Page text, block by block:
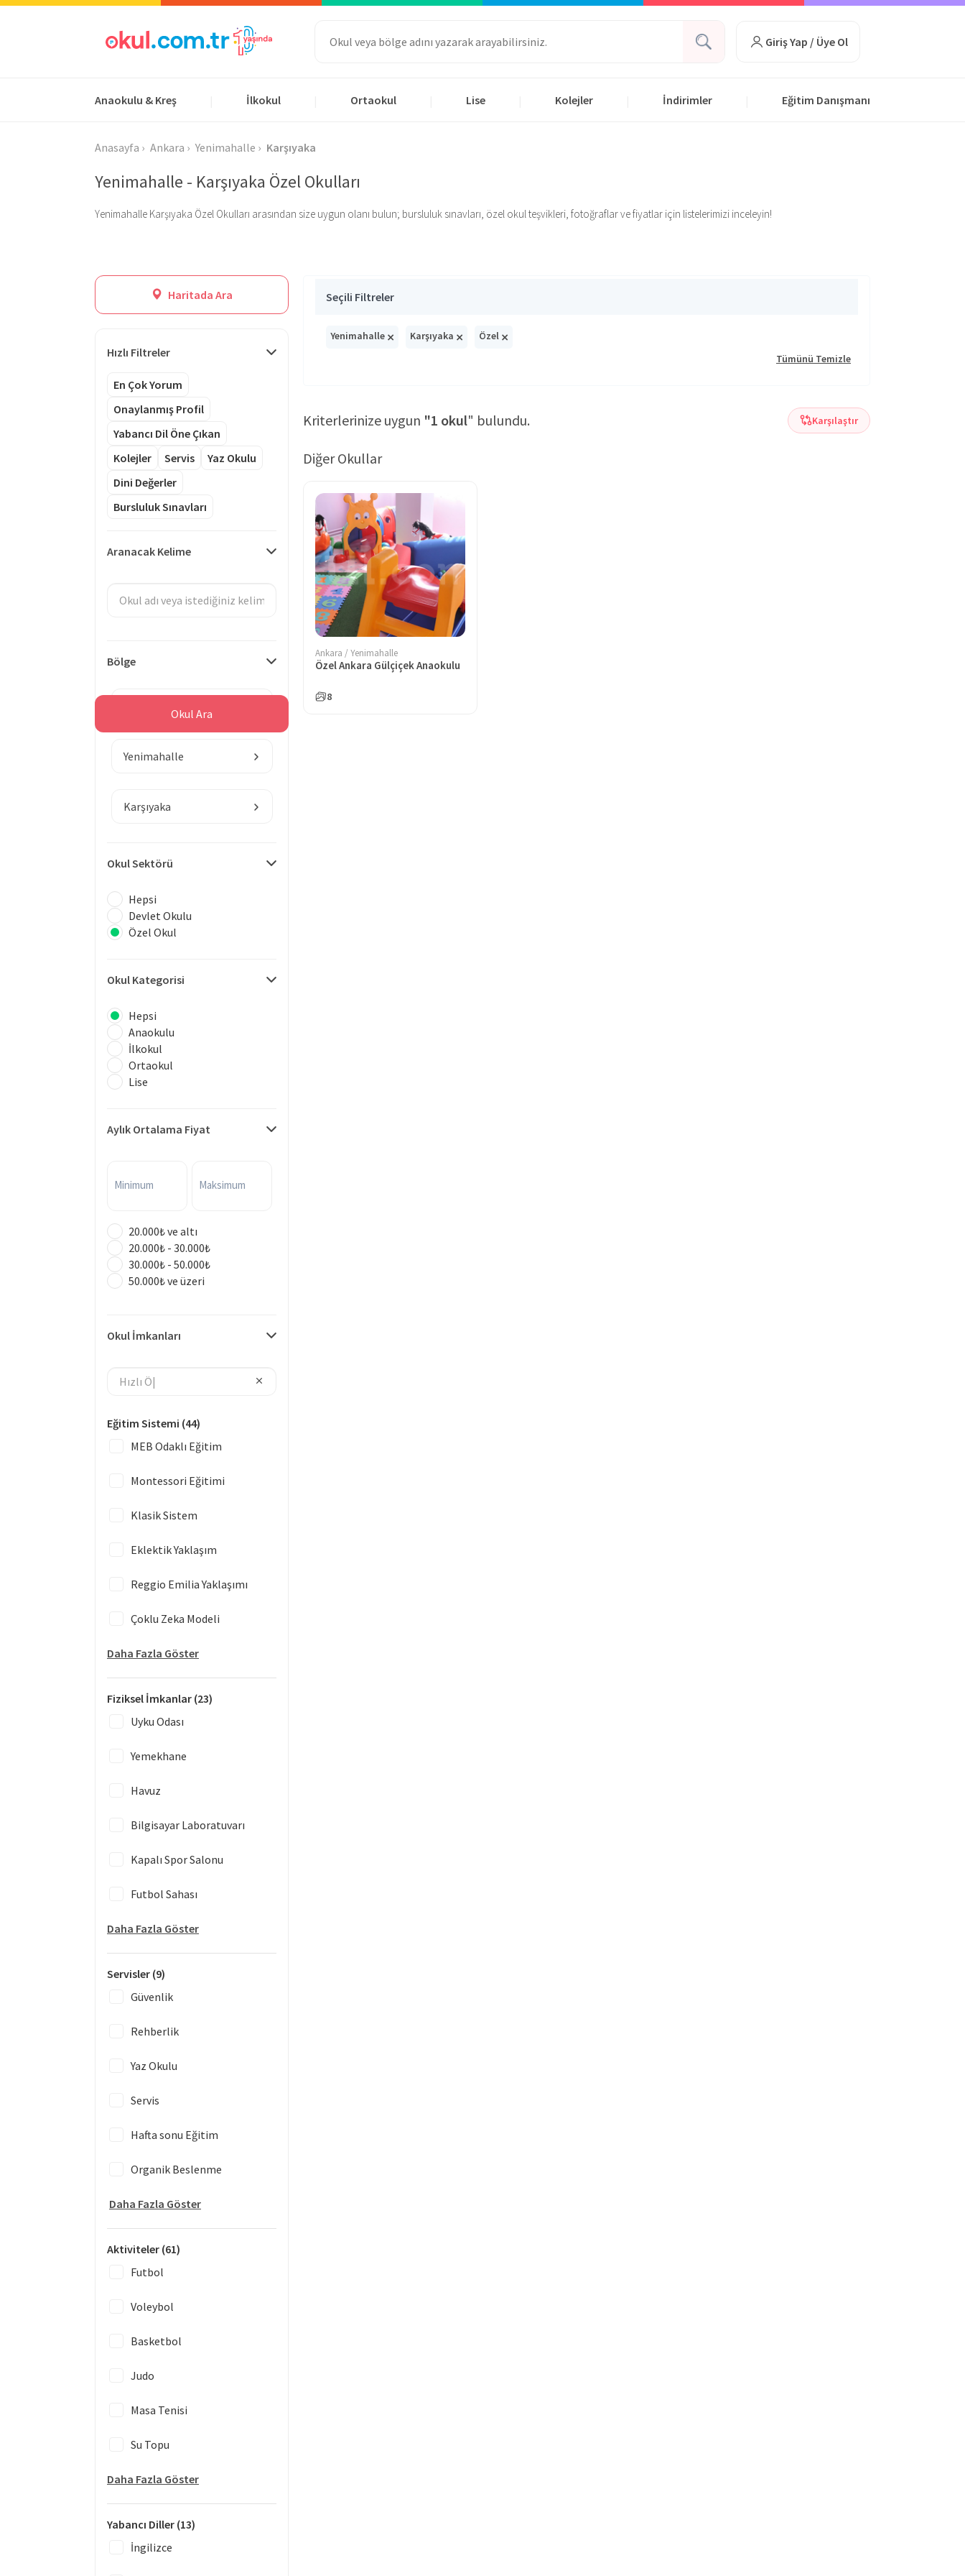
Giriş Yap / Üye Ol
Anaokulu & Kreş İlkokul Ortaokul Lise Kolejler İndirimler Eğitim Danışmanı
Anasayfa Ankara Yenimahalle Karşıyaka
Yenimahalle - Karşıyaka Özel Okulları
Yenimahalle Karşıyaka Özel Okulları arasından size uygun olanı bulun; bursluluk sınavları, özel okul teşvikleri, fotoğraflar ve fiyatlar için listelerimizi inceleyin!
Haritada Ara
Hızlı Filtreler
En Çok Yorum
Onaylanmış Profil
Yabancı Dil Öne Çıkan
Kolejler
Servis
Yaz Okulu
Dini Değerler
Bursluluk Sınavları
Aranacak Kelime
Bölge
Yenimahalle
Karşıyaka
Okul Sektörü
Hepsi
Devlet Okulu
Özel Okul
Okul Kategorisi
Hepsi
Anaokulu
İlkokul
Ortaokul
Lise
Aylık Ortalama Fiyat
Minimum Maksimum
20.000₺ ve altı
20.000₺ - 30.000₺
30.000₺ - 50.000₺
50.000₺ ve üzeri
Okul İmkanları
Eğitim Sistemi (44)
MEB Odaklı Eğitim
Montessori Eğitimi
Klasik Sistem
Eklektik Yaklaşım
Reggio Emilia Yaklaşımı
Çoklu Zeka Modeli
Daha Fazla Göster
Fiziksel İmkanlar (23)
Uyku Odası
Yemekhane
Havuz
Bilgisayar Laboratuvarı
Kapalı Spor Salonu
Futbol Sahası
Daha Fazla Göster
Servisler (9)
Güvenlik
Rehberlik
Yaz Okulu
Servis
Hafta sonu Eğitim
Organik Beslenme
Daha Fazla Göster
Aktiviteler (61)
Futbol
Voleybol
Basketbol
Judo
Masa Tenisi
Su Topu
Daha Fazla Göster
Yabancı Diller (13)
İngilizce
Okul Ara
Seçili Filtreler
Yenimahalle × Karşıyaka × Özel ×
Tümünü Temizle
Kriterlerinize uygun "1 okul" bulundu. Karşılaştır
Diğer Okullar
Ankara / Yenimahalle
Özel Ankara Gülçiçek Anaokulu
8